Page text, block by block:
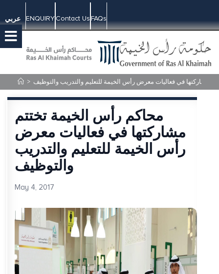
عربي ENQUIRYContact UsFAQs
> مشاركتها في فعاليات معرض رأس الخيمة للتعليم والتدريب والتوظيف
محاكم رأس الخيمة تختتم
مشاركتها في فعاليات معرض
رأس الخيمة للتعليم والتدريب
والتوظيف
May 4, 2017